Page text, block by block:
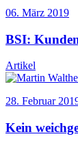
06. März 2019
BSI:
Artikel
28. Februar
Kein